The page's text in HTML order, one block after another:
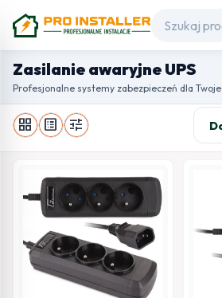
Zasilanie awaryjne UPS
Profesjonalne systemy zabezpieczeń dla
grid_view list_alt tune